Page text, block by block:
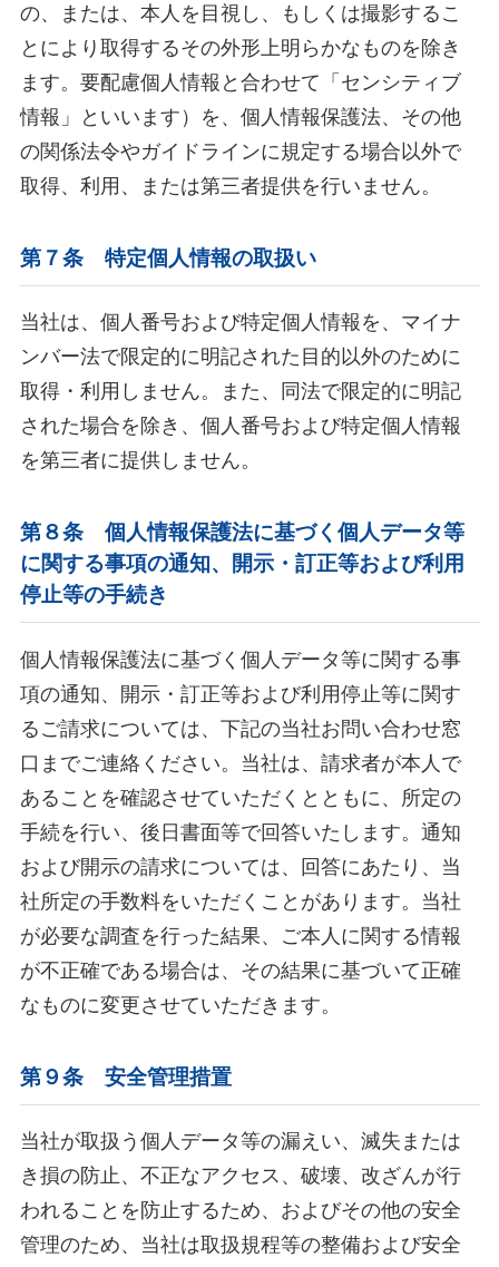
の、または、本人を目視し、もしくは撮影するこ
とにより取得するその外形上明らかなものを除き
ます。要配慮個人情報と合わせて「センシティブ
情報」といいます）を、個人情報保護法、その他
の関係法令やガイドラインに規定する場合以外で
取得、利用、または第三者提供を行いません。
第７条 特定個人情報の取扱い
当社は、個人番号および特定個人情報を、マイナ
ンバー法で限定的に明記された目的以外のために
取得・利用しません。また、同法で限定的に明記
された場合を除き、個人番号および特定個人情報
を第三者に提供しません。
第８条 個人情報保護法に基づく個人データ等
に関する事項の通知、開示・訂正等および利用
停止等の手続き
個人情報保護法に基づく個人データ等に関する事
項の通知、開示・訂正等および利用停止等に関す
るご請求については、下記の当社お問い合わせ窓
口までご連絡ください。当社は、請求者が本人で
あることを確認させていただくとともに、所定の
手続を行い、後日書面等で回答いたします。通知
および開示の請求については、回答にあたり、当
社所定の手数料をいただくことがあります。当社
が必要な調査を行った結果、ご本人に関する情報
が不正確である場合は、その結果に基づいて正確
なものに変更させていただきます。
第９条 安全管理措置
当社が取扱う個人データ等の漏えい、滅失または
き損の防止、不正なアクセス、破壊、改ざんが行
われることを防止するため、およびその他の安全
管理のため、当社は取扱規程等の整備および安全